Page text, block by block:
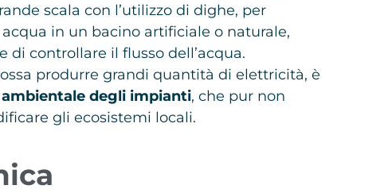
scala con l’utilizzo di dighe, per
in un bacino artificiale o naturale,
controllare il flusso dell’acqua.
produrre grandi quantità di elettricità, è
degli impianti, che pur non
gli ecosistemi locali.